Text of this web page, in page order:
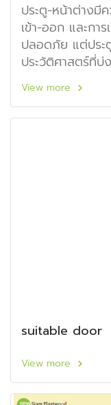
ประตู-หน้าต่างมี
เข้า-ออก และกา
ปลอดภัย แต่ประ
ประวัติศาสตร์ที่บ่
เจริญรุ่งเรืองใน
ท้องถิ่น
View more
suitable door
View more